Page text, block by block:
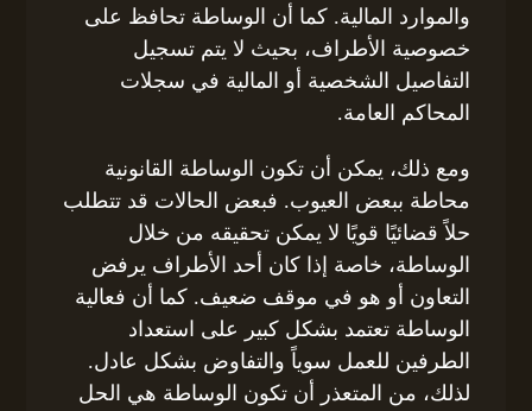
والموارد المالية. كما أن الوساطة تحافظ على
خصوصية الأطراف، بحيث لا يتم تسجيل
التفاصيل الشخصية أو المالية في سجلات
المحاكم العامة.
ومع ذلك، يمكن أن تكون الوساطة القانونية
محاطة ببعض العيوب. فبعض الحالات قد تتطلب
حلاً قضائيًا قويًا لا يمكن تحقيقه من خلال
الوساطة، خاصة إذا كان أحد الأطراف يرفض
التعاون أو هو في موقف ضعيف. كما أن فعالية
الوساطة تعتمد بشكل كبير على استعداد
الطرفين للعمل سوياً والتفاوض بشكل عادل.
لذلك، من المتعذر أن تكون الوساطة هي الحل